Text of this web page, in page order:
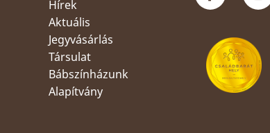
Hírek
Aktuális
Jegyvásárlás
Társulat
Bábszínházunk
Alapítvány